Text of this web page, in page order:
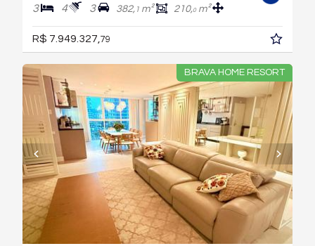
3 4 3 382, 1 m² 210,0m²
R$ 7.949.327, 79
BRAVA HOME RESORT